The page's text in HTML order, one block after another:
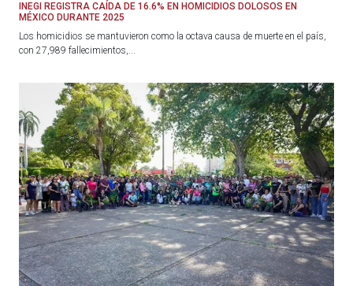
INEGI REGISTRA CAÍDA DE 16.6% EN HOMICIDIOS DOLOSOS EN
MÉXICO DURANTE 2025
Los homicidios se mantuvieron como la octava causa de muerte en el país,
con 27,989 fallecimientos,...